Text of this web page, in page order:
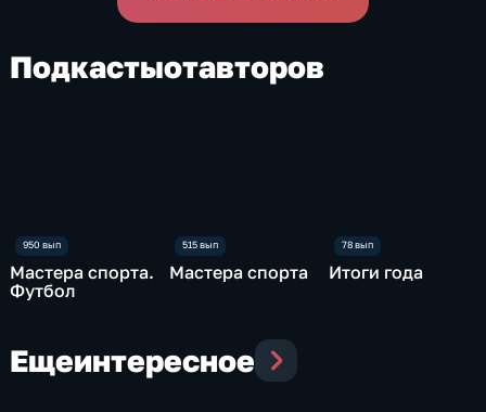
Подкастыотавторов
Мастера спорта.
Футбол
Мастера спорта Итоги года
Ещеинтересное